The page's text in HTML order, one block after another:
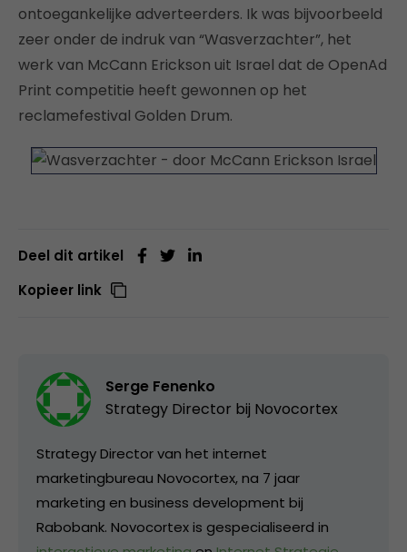
ontoegankelijke adverteerders. Ik was bijvoorbeeld
zeer onder de indruk van “Wasverzachter”, het
werk van McCann Erickson uit Israel dat de OpenAd
Print competitie heeft gewonnen op het
reclamefestival Golden Drum.
Deel dit artikel
Kopieer link
Serge Fenenko
Strategy Director bij Novocortex
Strategy Director van het internet
marketingbureau Novocortex, na 7 jaar
marketing en business development bij
Rabobank. Novocortex is gespecialiseerd in